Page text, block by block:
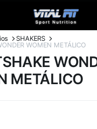
SHAKERS
WOMEN METÁLICO
METÁLICO